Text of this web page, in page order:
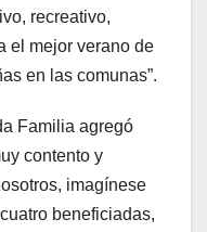
recreativo,
el mejor verano de
en las comunas”.
Familia agregó
contento y
imagínese
beneficiadas,